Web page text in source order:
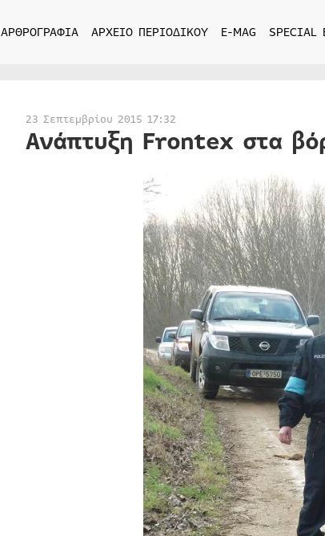
ΑΡΘΡΟΓΡΑΦΙΑ ΑΡΧΕΙΟ ΠΕΡΙΟΔΙΚΟΥ E-MAG SPECIAL
23 Σεπτεμβρίου 2015 17:32
Ανάπτυξη Frontex στα